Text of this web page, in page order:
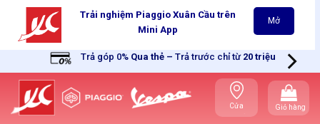
content
Trải nghiệm Piaggio Xuân Cầu trên
Mini App
Mở
Trả góp 0% Qua thẻ – Trả trước chỉ từ 20 triệu
Cửa
hàng gần
Giỏ hàng